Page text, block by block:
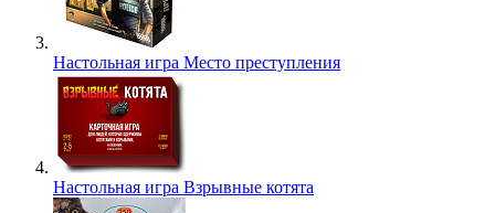
Настольная игра Место преступления
Настольная игра Взрывные котята